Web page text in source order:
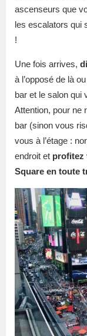
ascenseurs que
les escalators qui
!
Une fois arrives,
à l’opposé de là
bar et le salon qui
Attention, pour ne
bar (sinon vous
vous à l’étage :
endroit et profitez
Square en toute